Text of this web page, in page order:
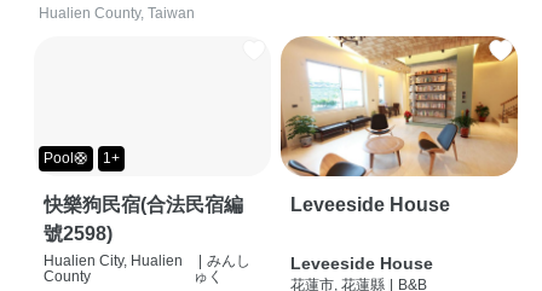
Hualien County, Taiwan
Pool🛟 1+
快樂狗民宿(合法民宿編
號2598)
Hualien City, Hualien
County
みんし
ゅく
Leveeside House
Leveeside House
花蓮市, 花蓮縣 B&B